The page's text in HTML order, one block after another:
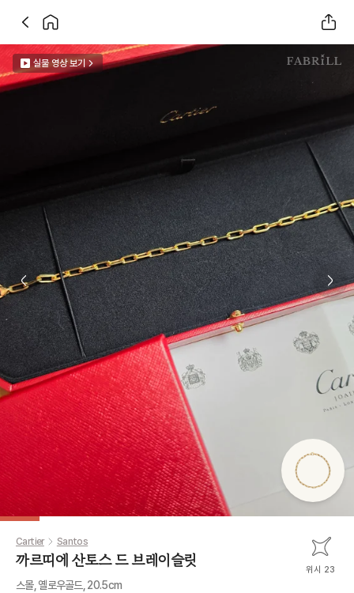
실물 영상 보기
Previous slide
Cartier Santos
까르띠에 산토스 드 브레이슬릿 위시 23
스몰, 옐로우골드, 20.5cm